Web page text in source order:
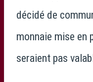
décidé de
monnaie mise en
seraient pas